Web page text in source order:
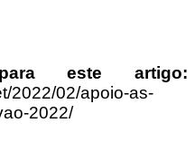
este artigo:
2022/02/apoio-as-
2022/